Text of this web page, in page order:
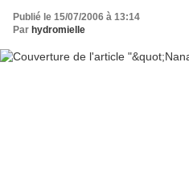
Publié le 15/07/2006 à 13:14
Par hydromielle